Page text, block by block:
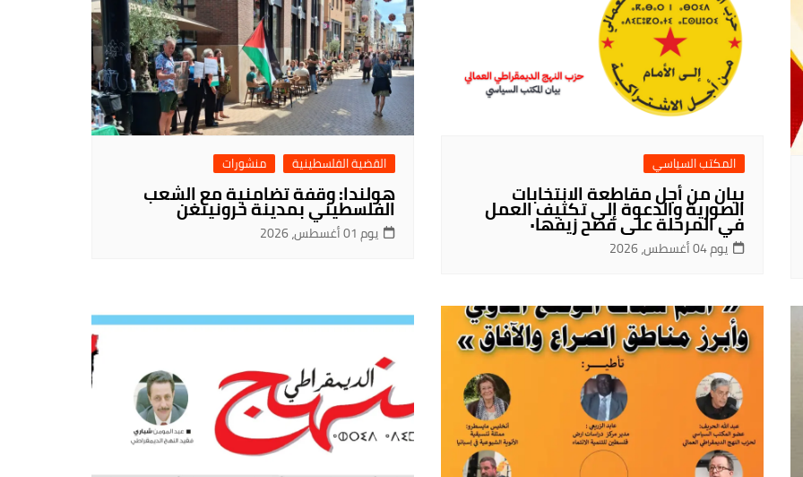
المكتب السياسي
بيان من أجل مقاطعة الانتخابات
الصورية والدعوة إلى تكثيف العمل
في المرحلة على فضح زيفها٠
يوم 04 أغسطس، 2026
القضية الفلسطينية منشورات
هولندا: وقفة تضامنية مع الشعب
الفلسطيني بمدينة خرونينغن
يوم 01 أغسطس، 2026